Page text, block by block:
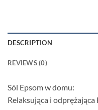
DESCRIPTION
REVIEWS (0)
Sól Epsom w domu:
Relaksująca i